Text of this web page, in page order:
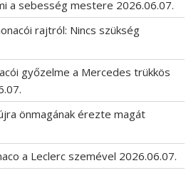
a sebesség mestere 2026.06.07.
rajtról: Nincs szükség
győzelme a Mercedes trükkös
önmagának érezte magát
a Leclerc szemével 2026.06.07.